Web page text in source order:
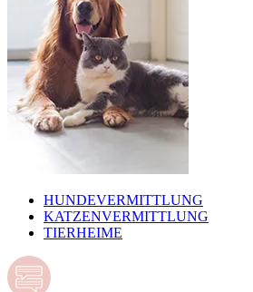
HUNDEVERMITTLUNG
KATZENVERMITTLUNG
TIERHEIME